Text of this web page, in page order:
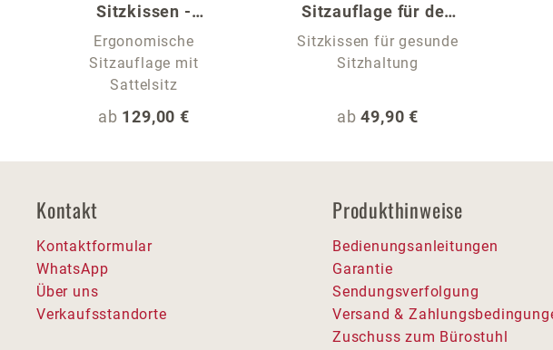
Sitzkissen -
Sitzauflage für Stühle
Ergonomische
Sitzauflage mit
Sattelsitz
Regulärer Preis:
ab 129,00 €
Sitzauflage für den
Stuhl
Sitzkissen für gesunde
Sitzhaltung
Regulärer Preis:
ab49,90 €
Kontakt
Kontaktformular
WhatsApp
Über uns
Verkaufsstandorte
Produkthinweise
Bedienungsanleitungen
Garantie
Sendungsverfolgung
Versand &
Zuschuss zum Bürostuhl